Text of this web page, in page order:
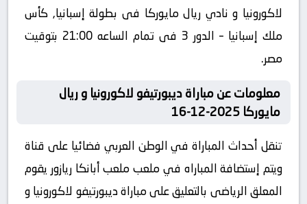
لاكورونيا و نادي ريال مايوركا فى بطولة إسبانيا, كأس
ملك إسبانيا – الدور 3 فى تمام الساعه 21:00 بتوقيت
مصر.
معلومات عن مباراة ديبورتيفو لاكورونيا و ريال
مايوركا 2025-12-16
تنقل أحداث المباراة في الوطن العربي فضائيا على قناة
ويتم إستضافة المباراه في ملعب ملعب أبانكا ريازور يقوم
المعلق الرياضى بالتعليق على مباراة ديبورتيفو لاكورونيا و